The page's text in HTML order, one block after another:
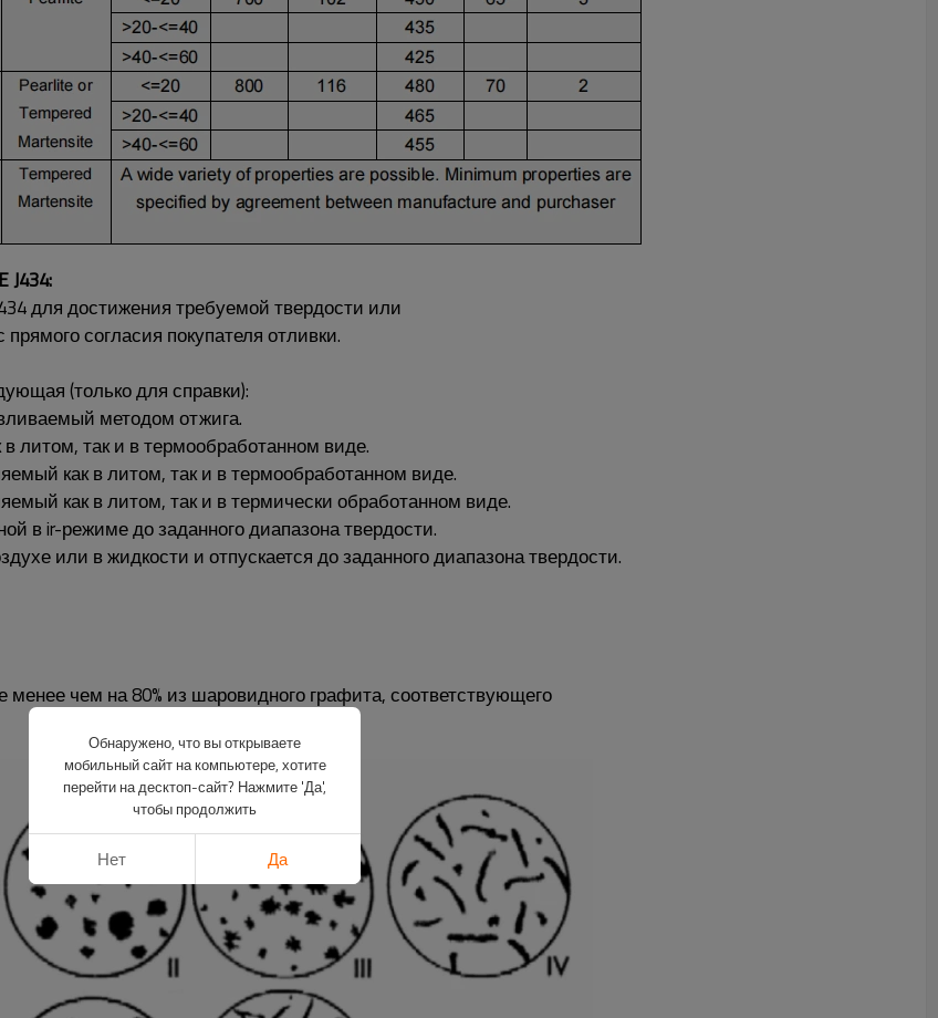
J434:
для достижения требуемой твердости или
согласия покупателя отливки.
(только для справки):
методом отжига.
литом, так и в термообработанном виде.
как в литом, так и в термообработанном виде.
как в литом, так и в термически обработанном виде.
в ir-режиме до заданного диапазона твердости.
или в жидкости и отпускается до заданного диапазона твердости.
чем на 80% из шаровидного графита, соответствующего
Обнаружено, что вы открываете
мобильный сайт на компьютере, хотите
перейти на десктоп-сайт? Нажмите 'Да',
чтобы продолжить
Нет Да